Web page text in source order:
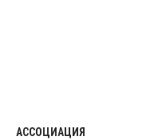
АССОЦИАЦИЯ